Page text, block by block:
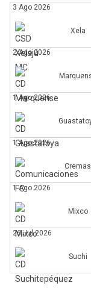
3 Ago 2026
Xela
2 Ago 2026
1 Ago 2026
1 Ago 2026
Cremas
1 Ago 2026
Mixco
26 Jul 2026
Suchi